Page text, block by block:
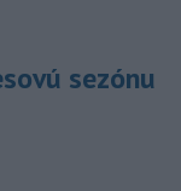
sezónu